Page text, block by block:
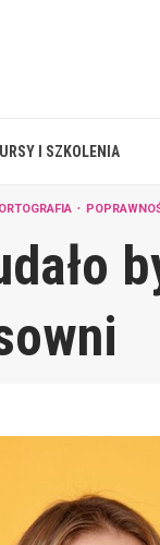
I SZKOLENIA
ORTOGRAFIA